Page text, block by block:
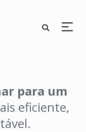
para um
eficiente,